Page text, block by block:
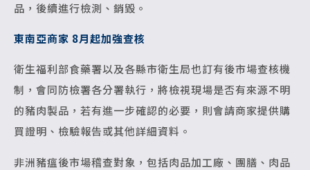
品，後續進行檢測、銷毀。
東南亞商家 8月起加強查核
衛生福利部食藥署以及各縣市衛生局也訂有後市場查核機
制，會同防檢署各分署執行，將檢視現場是否有來源不明
的豬肉製品，若有進一步確認的必要，則會請商家提供購
買證明、檢驗報告或其他詳細資料。
非洲豬瘟後市場稽查對象，包括肉品加工廠、團膳、肉品